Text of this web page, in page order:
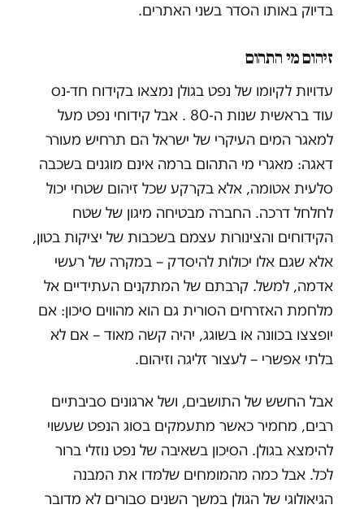
בדיוק באותו הסדר בשני האתרים.
זיהום מי התהום
עדויות לקיומו של נפט בגולן נמצאו בקידוח חד-נס
עוד בראשית שנות ה-80 . אבל קידוחי נפט מעל
למאגר המים העיקרי של ישראל הם תרחיש מעורר
דאגה: מאגרי מי התהום ברמה אינם מוגנים בשכבה
סלעית אטומה, אלא בקרקע שכל זיהום שטחי יכול
לחלחל דרכה. החברה מבטיחה מיגון של שטח
הקידוחים והצינורות עצמם בשכבות של יציקות בטון,
אלא שגם אלו יכולות להיסדק – במקרה של רעשי
אדמה, למשל. קרבתם של המתקנים העתידיים אל
מלחמת האזרחים הסורית גם הוא מהווים סיכון: אם
יופצצו בכוונה או בשוגג, יהיה קשה מאוד – אם לא
בלתי אפשרי – לעצור זליגה וזיהום.
אבל החשש של התושבים, ושל ארגונים סביבתיים
רבים, מחמיר כאשר מתעמקים בסוג הנפט שעשוי
להימצא בגולן. הסיכון בשאיבה של נפט נוזלי ברור
לכל. אבל כמה מהמומחים שלמדו את המבנה
הגיאולוגי של הגולן במשך השנים סבורים לא מדובר